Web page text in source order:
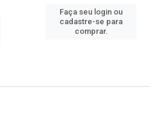
Faça seu login ou
cadastre-se para
comprar.